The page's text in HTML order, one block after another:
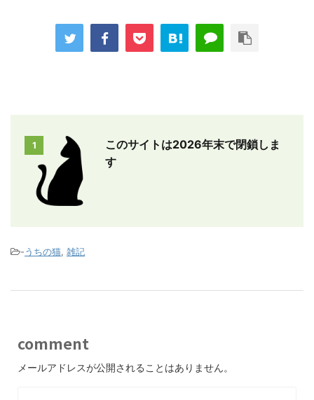
1
このサイトは2026年末で閉鎖しま
す
-うちの猫, 雑記
comment
メールアドレスが公開されることはありません。